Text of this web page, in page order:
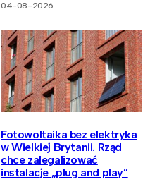
04-08-2026
Fotowoltaika bez elektryka
w Wielkiej Brytanii. Rząd
chce zalegalizować
instalacje „plug and play”